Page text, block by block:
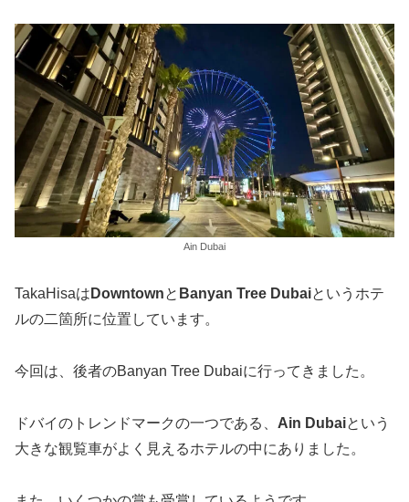
Ain Dubai
TakaHisaは Downtownと Banyan Tree Dubaiというホテ
ルの二箇所に位置しています。
今回は、後者のBanyan Tree Dubaiに行ってきました。
ドバイのトレンドマークの一つである、 Ain Dubaiという
大きな観覧車がよく見えるホテルの中にありました。